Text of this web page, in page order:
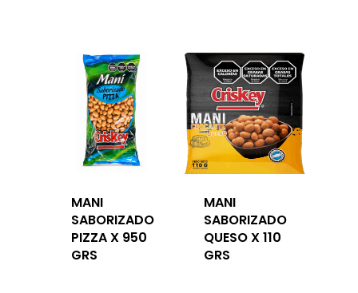
MANI
SABORIZADO
PIZZA X 950
GRS
MANI
SABORIZADO
QUESO X 110
GRS